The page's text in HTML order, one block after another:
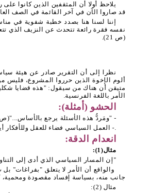
يلاحظ أولا أن المثقفين الذين كانوا
قد صاروا الآن في آخر القائمة في الصف
إننا لسنا هنا بصدد خطبة شفوية في
نفسه فقرة رائعة تتحدث عن النزيف الذي
(ص 21).
نظرا إلى أن التقرير صادر عن هيئة
ألوم الإخوة الذين حرروا المشروع، فليس
متيقن أن هناك من سيقول: "هذه قضايا
الأمر باللغة الفرنسية.
الحشو (أمثلة):
- "ومَردُّ هذه الأسئلة يرجع بالأساس..."(ص42). فالَمَردُّ هو المَرجعُ.
.- العمل السياسي فضاء للعقل وللأفكار أيضا". (ص32). إن استعمال "أيضا" هنا ينزع عن "الأفكار" معنى التأكيد للعقل،
انعدام الدقة:
مثال(1):
"إن المسار السياسي الذي أدى إلى
والواقع أن الأمر لا يتعلق "بفراغات"
جانب منه، بسياسة إفساد مقصودة ومحمية،
مثال (2):